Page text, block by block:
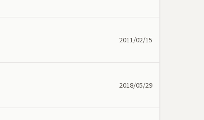
2011/02/15
2018/05/29